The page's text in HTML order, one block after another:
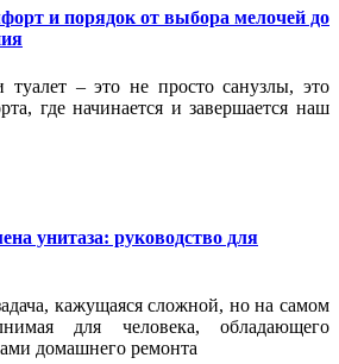
и порядок от выбора мелочей до
туалет – это не просто санузлы, это
где начинается и завершается наш
унитаза: руководство для
кажущаяся сложной, но на самом
для человека, обладающего
домашнего ремонта